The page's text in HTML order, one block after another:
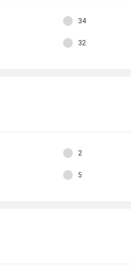
34
32
2
5